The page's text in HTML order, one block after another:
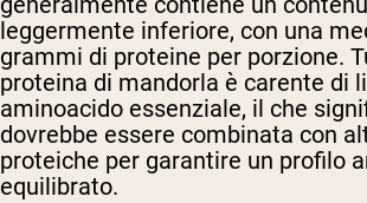
leggermente inferiore, con una
grammi di proteine per porzione.
proteina di mandorla è carente di
aminoacido essenziale, il che
dovrebbe essere combinata con
proteiche per garantire un profilo
equilibrato.